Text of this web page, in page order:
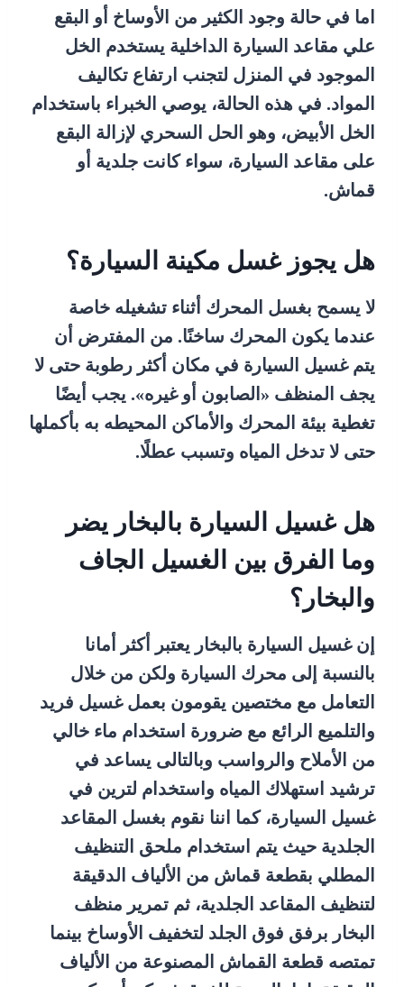
اما في حالة وجود الكثير من الأوساخ أو البقع
علي مقاعد السيارة الداخلية يستخدم الخل
الموجود في المنزل لتجنب ارتفاع تكاليف
المواد. في هذه الحالة، يوصي الخبراء باستخدام
الخل الأبيض، وهو الحل السحري لإزالة البقع
على مقاعد السيارة، سواء كانت جلدية أو
قماش.
هل يجوز غسل مكينة السيارة؟
لا يسمح بغسل المحرك أثناء تشغيله خاصة
عندما يكون المحرك ساخنًا. من المفترض أن
يتم غسيل السيارة في مكان أكثر رطوبة حتى لا
يجف المنظف «الصابون أو غيره». يجب أيضًا
تغطية بيئة المحرك والأماكن المحيطه به بأكملها
حتى لا تدخل المياه وتسبب عطلًا.
هل غسيل السيارة بالبخار يضر
وما الفرق بين الغسيل الجاف
والبخار؟
إن غسيل السيارة بالبخار يعتبر أكثر أمانا
بالنسبة إلى محرك السيارة ولكن من خلال
التعامل مع مختصين يقومون بعمل غسيل فريد
والتلميع الرائع مع ضرورة استخدام ماء خالي
من الأملاح والرواسب وبالتالى يساعد في
ترشيد استهلاك المياه واستخدام لترين في
غسيل السيارة، كما اننا نقوم بغسل المقاعد
الجلدية حيث يتم استخدام ملحق التنظيف
المطلي بقطعة قماش من الألياف الدقيقة
لتنظيف المقاعد الجلدية، ثم تمرير منظف
البخار برفق فوق الجلد لتخفيف الأوساخ بينما
تمتصه قطعة القماش المصنوعة من الألياف